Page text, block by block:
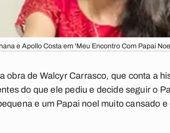
e Apollo Costa em 'Meu Encontro Com Papai
obra de Walcyr Carrasco, que conta a
do que ele pediu e decide seguir o
e um Papai noel muito cansado